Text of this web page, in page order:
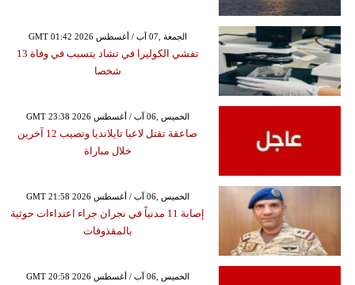
GMT 01:42 2026 الجمعة ,07 آب / أغسطس
تفشي الكوليرا في تشاد يتسبب في وفاة 13
شخصا
GMT 23:38 2026 الخميس ,06 آب / أغسطس
صاعقة تقتل لاعبا تايلانديا وتصيب 12 آخرين
خلال مباراة
GMT 21:58 2026 الخميس ,06 آب / أغسطس
إصابة 11 مدنياً في نجران جراء اعتداءات حوثية
بالمقذوفات
GMT 20:58 2026 الخميس ,06 آب / أغسطس